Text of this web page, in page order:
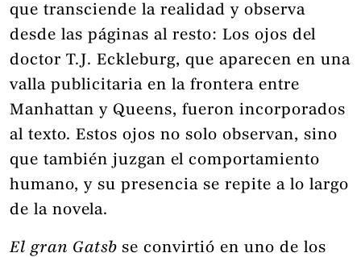
que transciende la realidad y observa
desde las páginas al resto: Los ojos del
doctor T.J. Eckleburg, que aparecen en una
valla publicitaria en la frontera entre
Manhattan y Queens, fueron incorporados
al texto. Estos ojos no solo observan, sino
que también juzgan el comportamiento
humano, y su presencia se repite a lo largo
de la novela.
El gran Gatsb se convirtió en uno de los